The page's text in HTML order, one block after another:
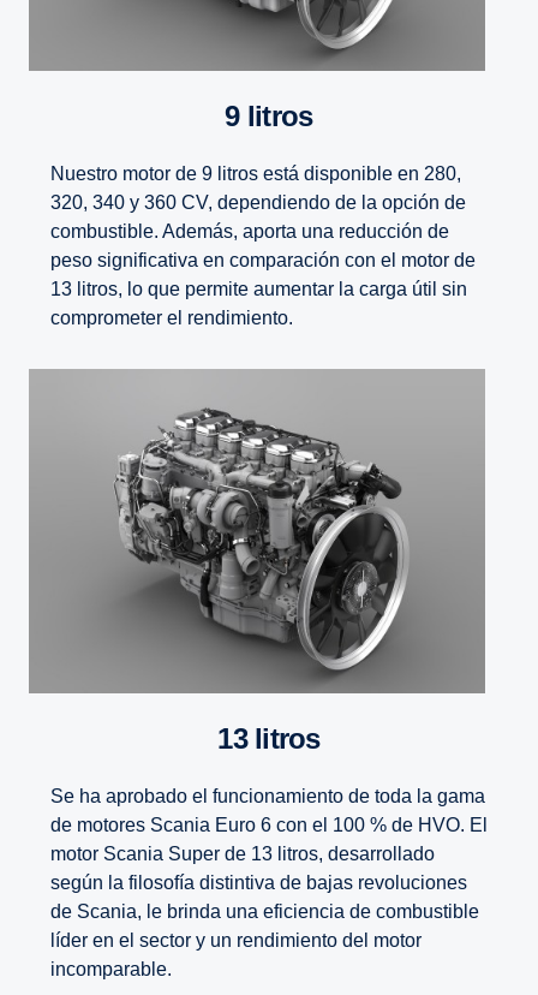
9 litros
Nuestro motor de 9 litros está disponible en 280,
320, 340 y 360 CV, dependiendo de la opción de
combustible. Además, aporta una reducción de
peso significativa en comparación con el motor de
13 litros, lo que permite aumentar la carga útil sin
comprometer el rendimiento.
13 litros
Se ha aprobado el funcionamiento de toda la gama
de motores Scania Euro 6 con el 100 % de HVO. El
motor Scania Super de 13 litros, desarrollado
según la filosofía distintiva de bajas revoluciones
de Scania, le brinda una eficiencia de combustible
líder en el sector y un rendimiento del motor
incomparable.